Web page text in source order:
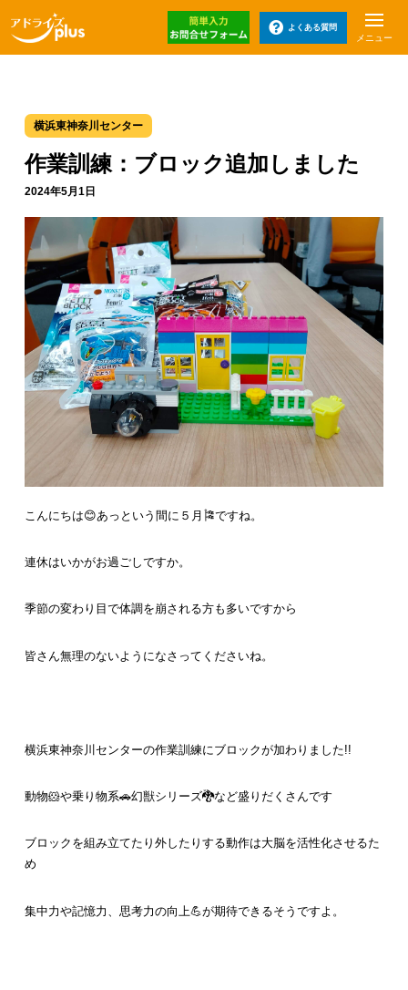
よくある質問
メニュー
横浜東神奈川センター
作業訓練：ブロック追加しました
2024年5月1日
こんにちは😊あっという間に５月🎏ですね。
連休はいかがお過ごしですか。
季節の変わり目で体調を崩される方も多いですから
皆さん無理のないようになさってくださいね。
横浜東神奈川センターの作業訓練にブロックが加わりました!!
動物🐹や乗り物系🚗幻獣シリーズ🐉など盛りだくさんです
ブロックを組み立てたり外したりする動作は大脳を活性化させるた
め
集中力や記憶力、思考力の向上💪が期待できるそうですよ。